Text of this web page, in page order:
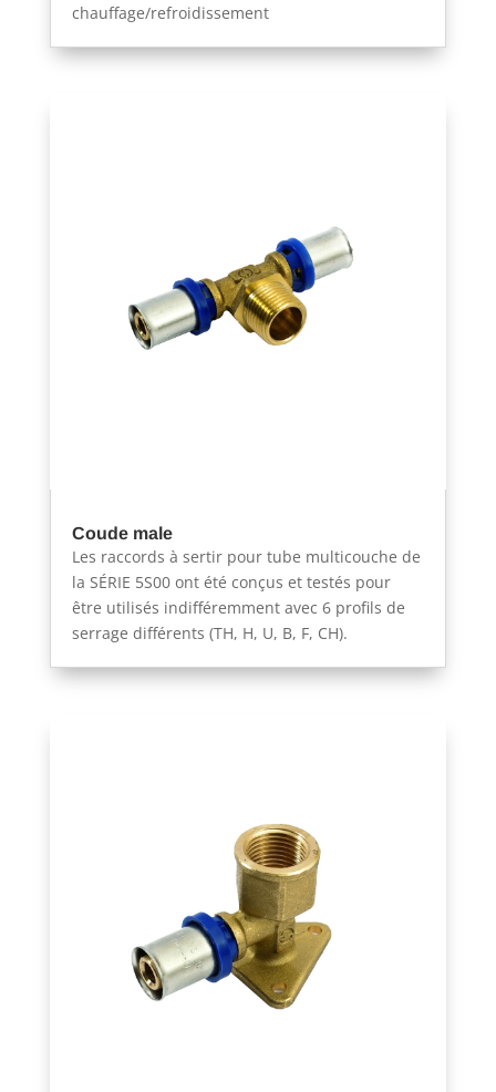
chauffage/refroidissement
Coude male
Les raccords à sertir pour tube multicouche de
la SÉRIE 5S00 ont été conçus et testés pour
être utilisés indifféremment avec 6 profils de
serrage différents (TH, H, U, B, F, CH).